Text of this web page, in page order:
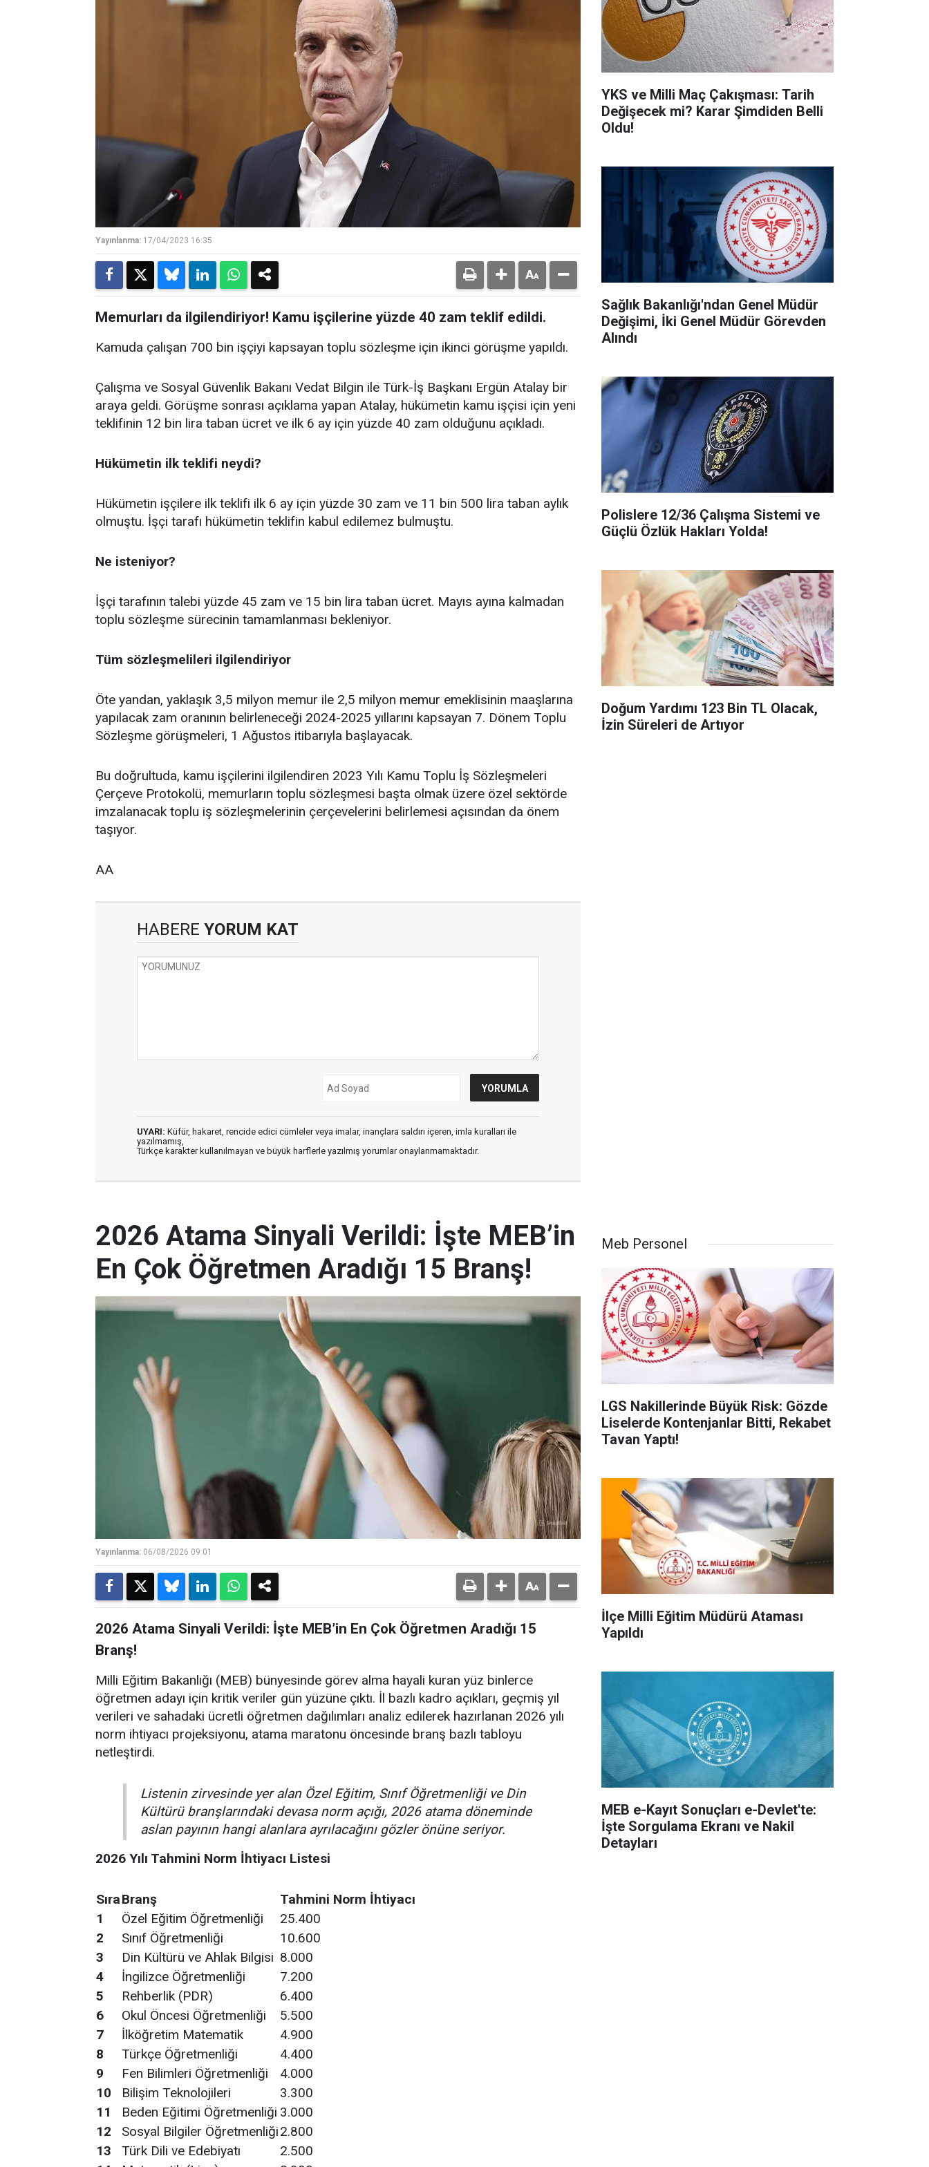
Yayınlanma: 17/04/2023 16:35
Memurları da ilgilendiriyor! Kamu işçilerine yüzde 40 zam teklif edildi.
Kamuda çalışan 700 bin işçiyi kapsayan toplu sözleşme için ikinci görüşme yapıldı.
Çalışma ve Sosyal Güvenlik Bakanı Vedat Bilgin ile Türk-İş Başkanı Ergün Atalay bir
araya geldi. Görüşme sonrası açıklama yapan Atalay, hükümetin kamu işçisi için yeni
teklifinin 12 bin lira taban ücret ve ilk 6 ay için yüzde 40 zam olduğunu açıkladı.
Hükümetin ilk teklifi neydi?
Hükümetin işçilere ilk teklifi ilk 6 ay için yüzde 30 zam ve 11 bin 500 lira taban aylık
olmuştu. İşçi tarafı hükümetin teklifin kabul edilemez bulmuştu.
Ne isteniyor?
İşçi tarafının talebi yüzde 45 zam ve 15 bin lira taban ücret. Mayıs ayına kalmadan
toplu sözleşme sürecinin tamamlanması bekleniyor.
Tüm sözleşmelileri ilgilendiriyor
Öte yandan, yaklaşık 3,5 milyon memur ile 2,5 milyon memur emeklisinin maaşlarına
yapılacak zam oranının belirleneceği 2024-2025 yıllarını kapsayan 7. Dönem Toplu
Sözleşme görüşmeleri, 1 Ağustos itibarıyla başlayacak.
Bu doğrultuda, kamu işçilerini ilgilendiren 2023 Yılı Kamu Toplu İş Sözleşmeleri
Çerçeve Protokolü, memurların toplu sözleşmesi başta olmak üzere özel sektörde
imzalanacak toplu iş sözleşmelerinin çerçevelerini belirlemesi açısından da önem
taşıyor.
AA
HABERE YORUM KAT
UYARI: Küfür, hakaret, rencide edici cümleler veya imalar, inançlara saldırı içeren, imla kuralları ile
yazılmamış,
Türkçe karakter kullanılmayan ve büyük harflerle yazılmış yorumlar onaylanmamaktadır.
YKS ve Milli Maç Çakışması: Tarih
Değişecek mi? Karar Şimdiden Belli
Oldu!
Sağlık Bakanlığı'ndan Genel Müdür
Değişimi, İki Genel Müdür Görevden
Alındı
Polislere 12/36 Çalışma Sistemi ve
Güçlü Özlük Hakları Yolda!
Doğum Yardımı 123 Bin TL Olacak,
İzin Süreleri de Artıyor
2026 Atama Sinyali Verildi: İşte MEB’in
En Çok Öğretmen Aradığı 15 Branş!
Yayınlanma: 06/08/2026 09:01
2026 Atama Sinyali Verildi: İşte MEB’in En Çok Öğretmen Aradığı 15
Branş!
Milli Eğitim Bakanlığı (MEB) bünyesinde görev alma hayali kuran yüz binlerce
öğretmen adayı için kritik veriler gün yüzüne çıktı. İl bazlı kadro açıkları, geçmiş yıl
verileri ve sahadaki ücretli öğretmen dağılımları analiz edilerek hazırlanan 2026 yılı
norm ihtiyacı projeksiyonu, atama maratonu öncesinde branş bazlı tabloyu
netleştirdi.
Listenin zirvesinde yer alan Özel Eğitim, Sınıf Öğretmenliği ve Din
Kültürü branşlarındaki devasa norm açığı, 2026 atama döneminde
aslan payının hangi alanlara ayrılacağını gözler önüne seriyor.
2026 Yılı Tahmini Norm İhtiyacı Listesi
SıraBranş
Tahmini Norm İhtiyacı
1
Özel Eğitim Öğretmenliği
25.400
2
Sınıf Öğretmenliği
10.600
3
Din Kültürü ve Ahlak Bilgisi 8.000
4
İngilizce Öğretmenliği
7.200
5
Rehberlik (PDR)
6.400
6
Okul Öncesi Öğretmenliği
5.500
7
İlköğretim Matematik
4.900
8
Türkçe Öğretmenliği
4.400
9
Fen Bilimleri Öğretmenliği
4.000
10
Bilişim Teknolojileri
3.300
11
Beden Eğitimi Öğretmenliği 3.000
12
Sosyal Bilgiler Öğretmenliği2.800
13
Türk Dili ve Edebiyatı
2.500
Meb Personel
LGS Nakillerinde Büyük Risk: Gözde
Liselerde Kontenjanlar Bitti, Rekabet
Tavan Yaptı!
İlçe Milli Eğitim Müdürü Ataması
Yapıldı
MEB e-Kayıt Sonuçları e-Devlet'te:
İşte Sorgulama Ekranı ve Nakil
Detayları